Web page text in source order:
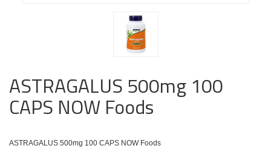
ASTRAGALUS 500mg 100
CAPS NOW Foods
ASTRAGALUS 500mg 100 CAPS NOW Foods